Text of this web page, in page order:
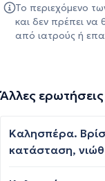
Το περιεχόμενο
και δεν πρέπει να
από ιατρούς ή
Άλλες
Καλησπέρα.
κατάσταση,